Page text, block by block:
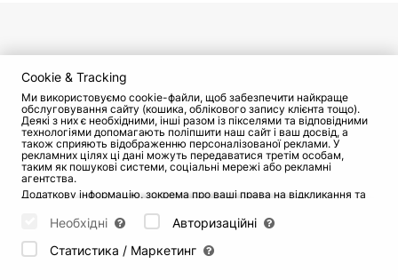
Cookie & Tracking
Ми використовуємо cookie-файли, щоб забезпечити найкраще
обслуговування сайту (кошика, облікового запису клієнта тощо).
Деякі з них є необхідними, інші разом із пікселями та відповідними
технологіями допомагають поліпшити наш сайт і ваш досвід, а
також сприяють відображенню персоналізованої реклами. У
рекламних цілях ці дані можуть передаватися третім особам,
таким як пошукові системи, соціальні мережі або рекламні
агентства.
Додаткову інформацію, зокрема про ваші права на відкликання та
Будь ласка, виберіть нижче, які куки можуть бути встановлені, і
підтвердіть це натисканням кнопки "Зберегти налаштування", або
прийміть усі куки, натиснувши кнопку "Дозволити всі":
Необхідні
Авторизаційні
Статистика / Маркетинг